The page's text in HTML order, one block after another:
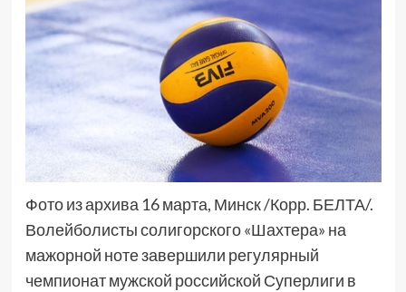
Фото из архива 16 марта, Минск /Корр. БЕЛТА/.
Волейболисты солигорского «Шахтера» на
мажорной ноте завершили регулярный
чемпионат мужской российской Суперлиги в